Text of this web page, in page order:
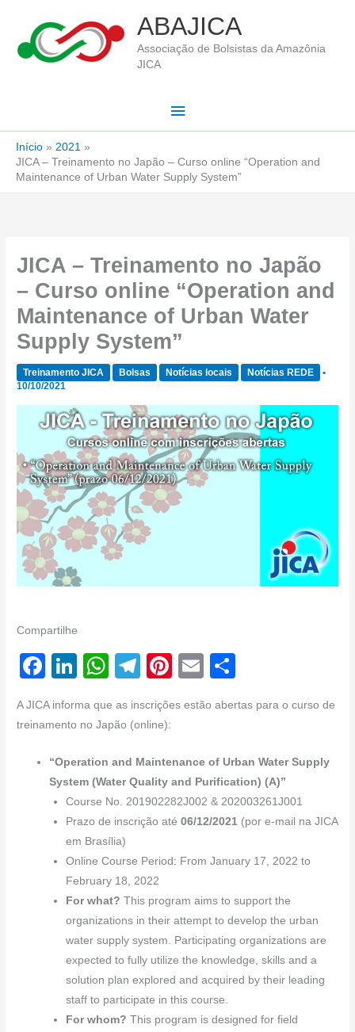
ABAJICA
Associação de Bolsistas da Amazônia
JICA
Menu
Início
2021
JICA – Treinamento no Japão – Curso online “Operation and
Maintenance of Urban Water Supply System”
JICA – Treinamento no Japão
– Curso online “Operation and
Maintenance of Urban Water
Supply System”
Treinamento JICA Bolsas Notícias locais Notícias REDE
•
10/10/2021
Compartilhe
F
c
b
o
o
Li
k
dI
n
W
at
A
p
p
T
e
a
m
Pi
er
st
E
ail ar
A JICA informa que as inscrições estão abertas para o curso de
treinamento no Japão (online):
“Operation and Maintenance of Urban Water Supply
System (Water Quality and Purification) (A)”
Course No. 201902282J002 & 202003261J001
Prazo de inscrição até 06/12/2021 (por e-mail na JICA
em Brasília)
Online Course Period: From January 17, 2022 to
February 18, 2022
For what? This program aims to support the
organizations in their attempt to develop the urban
water supply system. Participating organizations are
expected to fully utilize the knowledge, skills and a
solution plan explored and acquired by their leading
staff to participate in this course.
For whom? This program is designed for field